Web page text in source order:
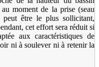
moment de la prise (seau
être le plus sollicitant,
cet effort sera réduit si
aux caractéristiques de
ni à soulever ni à retenir la